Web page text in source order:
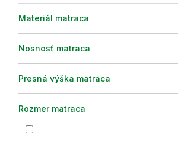
Materiál matraca
Nosnosť matraca
Presná výška matraca
Rozmer matraca